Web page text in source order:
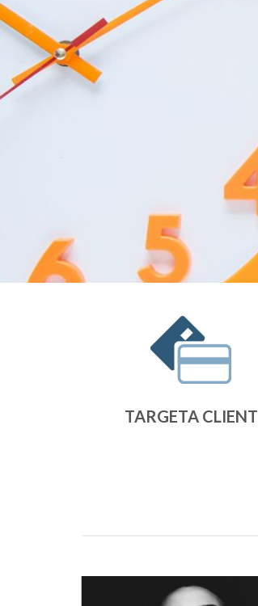
TARGETA CLIENT